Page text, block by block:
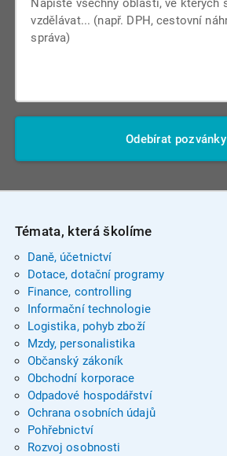
Odebírat pozvánky
Témata, která školíme
Daně, účetnictví
Dotace, dotační programy
Finance, controlling
Informační technologie
Logistika, pohyb zboží
Mzdy, personalistika
Občanský zákoník
Obchodní korporace
Odpadové hospodářství
Ochrana osobních údajů
Pohřebnictví
Rozvoj osobnosti